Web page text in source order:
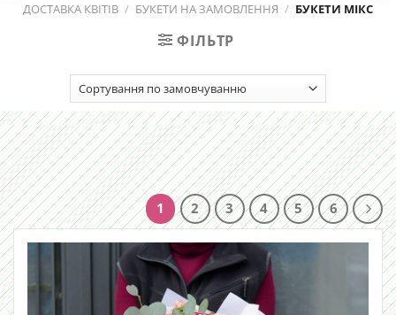
ДОСТАВКА КВІТІВ / БУКЕТИ НА ЗАМОВЛЕННЯ / БУКЕТИ МІКС
ФІЛЬТР
1 2 3 4 5 6